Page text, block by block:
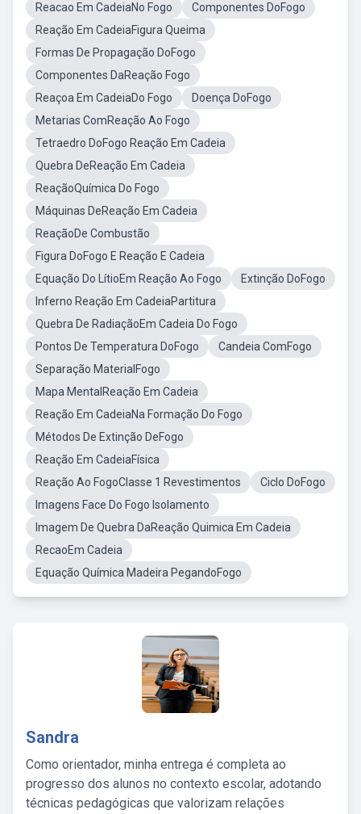
Reacao Em CadeiaNo Fogo
Componentes DoFogo
Reação Em CadeiaFigura Queima
Formas De Propagação DoFogo
Componentes DaReação Fogo
Reaçoa Em CadeiaDo Fogo
Doença DoFogo
Metarias ComReação Ao Fogo
Tetraedro DoFogo Reação Em Cadeia
Quebra DeReação Em Cadeia
ReaçãoQuímica Do Fogo
Máquinas DeReação Em Cadeia
ReaçãoDe Combustão
Figura DoFogo E Reação E Cadeia
Equação Do LítioEm Reação Ao Fogo
Extinção DoFogo
Inferno Reação Em CadeiaPartitura
Quebra De RadiaçãoEm Cadeia Do Fogo
Pontos De Temperatura DoFogo
Candeia ComFogo
Separação MaterialFogo
Mapa MentalReação Em Cadeia
Reação Em CadeiaNa Formação Do Fogo
Métodos De Extinção DeFogo
Reação Em CadeiaFísica
Reação Ao FogoClasse 1 Revestimentos
Ciclo DoFogo
Imagens Face Do Fogo Isolamento
Imagem De Quebra DaReação Quimica Em Cadeia
RecaoEm Cadeia
Equação Química Madeira PegandoFogo
Sandra
Como orientador, minha entrega é completa ao
progresso dos alunos no contexto escolar, adotando
técnicas pedagógicas que valorizam relações